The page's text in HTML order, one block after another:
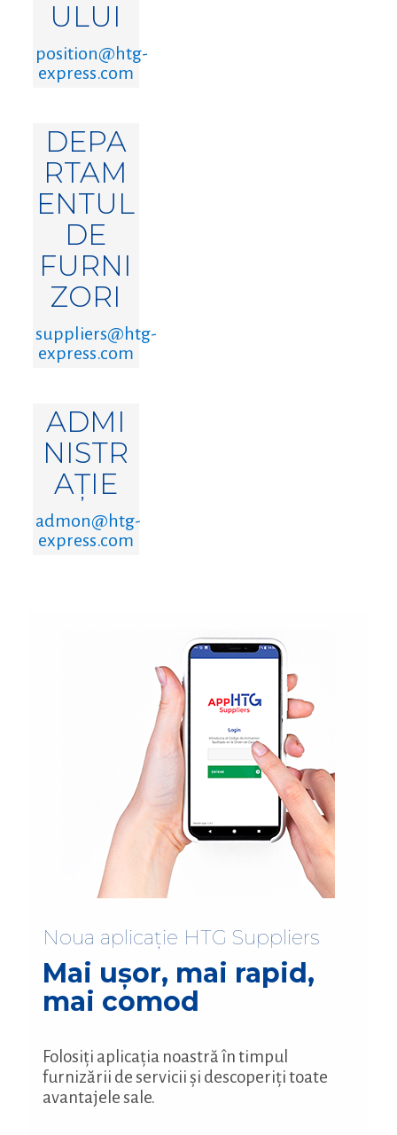
ULUI
position@htg-
express.com
DEPA
RTAM
ENTUL
DE
FURNI
ZORI
suppliers@htg-
express.com
ADMI
NISTR
AȚIE
admon@htg-
express.com
Noua aplicație HTG Suppliers
Mai ușor, mai rapid,
mai comod
Folosiți aplicația noastră în timpul
furnizării de servicii și descoperiți toate
avantajele sale.